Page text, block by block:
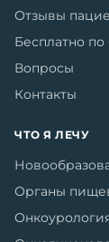
Отзывы
Бесплатно
Вопросы
Контакты
ЧТО Я ЛЕЧУ
Органы